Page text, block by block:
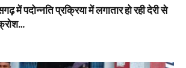
में पदोन्नति प्रक्रिया में लगातार हो रही देरी से